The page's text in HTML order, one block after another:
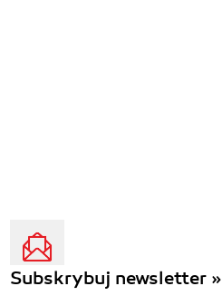
Subskrybuj newsletter »